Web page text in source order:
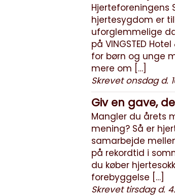
hjertesygdom er
uforglemmelige
på VINGSTED
for børn og unge
mere om […]
Skrevet onsdag d.
Giv en gave,
Mangler du årets
mening? Så er
samarbejde
på rekordtid i
du køber
forebyggelse […]
Skrevet tirsdag d.